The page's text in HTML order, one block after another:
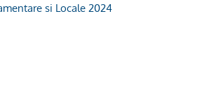
si Locale 2024